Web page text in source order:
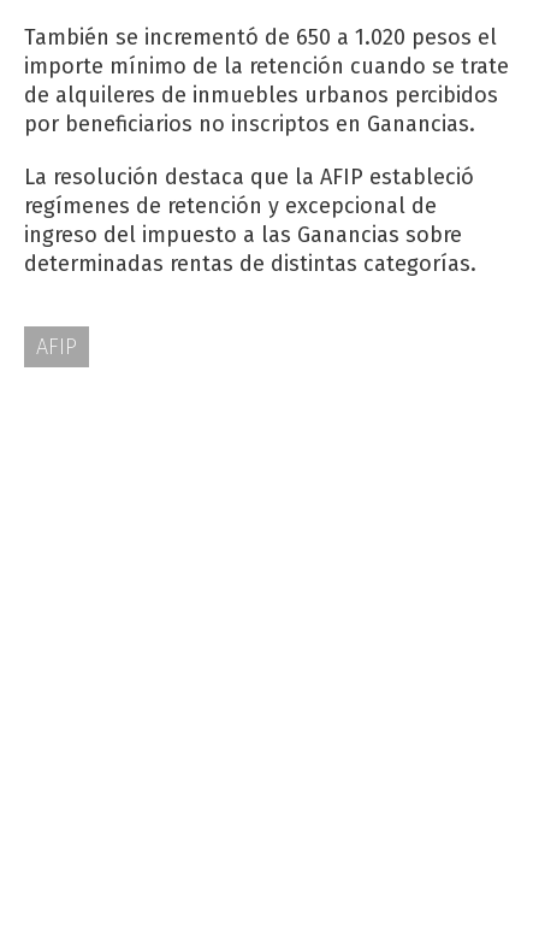
También se incrementó de 650 a 1.020 pesos el
importe mínimo de la retención cuando se trate
de alquileres de inmuebles urbanos percibidos
por beneficiarios no inscriptos en Ganancias.
La resolución destaca que la AFIP estableció
regímenes de retención y excepcional de
ingreso del impuesto a las Ganancias sobre
determinadas rentas de distintas categorías.
AFIP